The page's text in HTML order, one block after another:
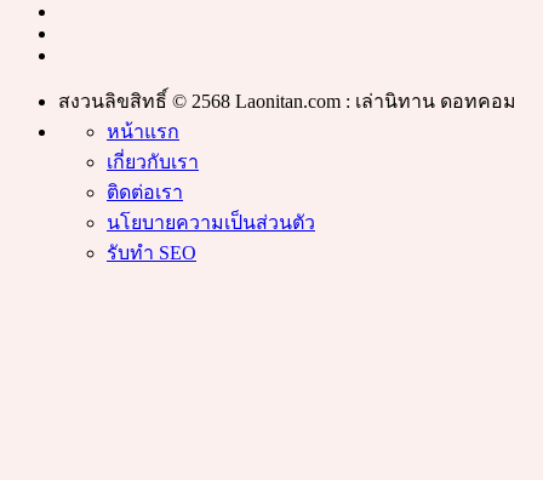
สงวนลิขสิทธิ์ © 2568 Laonitan.com : เล่านิทาน ดอทคอม
หน้าแรก
เกี่ยวกับเรา
ติดต่อเรา
นโยบายความเป็นส่วนตัว
รับทำ SEO